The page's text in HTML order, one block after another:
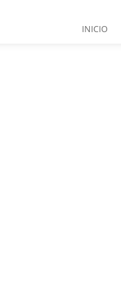
INICIO